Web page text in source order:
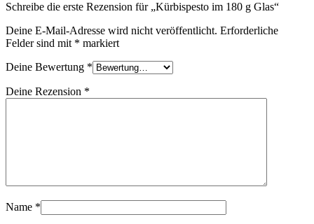
Schreibe die erste Rezension für „Kürbispesto im 180 g Glas“
Deine E-Mail-Adresse wird nicht veröffentlicht. Erforderliche
Felder sind mit * markiert
Deine Bewertung *
Deine Rezension *
Name *